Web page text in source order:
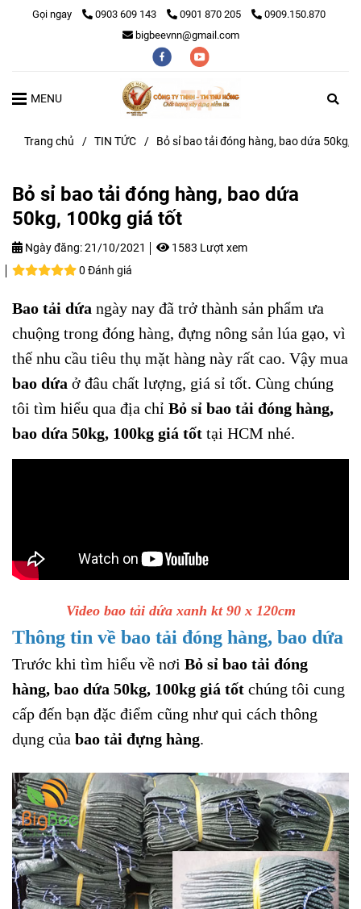
Gọi ngay 0903 609 143 0901 870 205
0909.150.870
bigbeevnn@gmail.com
MENU
Trang chủ / TIN TỨC / Bỏ sỉ bao tải đóng hàng, bao dứa 50kg,
Bỏ sỉ bao tải đóng hàng, bao dứa
50kg, 100kg giá tốt
Ngày đăng:21/10/2021
1583 Lượt xem
0 Đánh giá
Bao tải dứa ngày nay đã trở thành sản phẩm ưa
chuộng trong đóng hàng, đựng nông sản lúa gạo, vì
thế nhu cầu tiêu thụ mặt hàng này rất cao. Vậy mua
bao dứa ở đâu chất lượng, giá sỉ tốt. Cùng chúng
tôi tìm hiểu qua địa chỉ Bỏ sỉ bao tải đóng hàng,
bao dứa 50kg, 100kg giá tốt tại HCM nhé.
Video bao tải dứa xanh kt 90 x 120cm
Thông tin về bao tải đóng hàng, bao dứa
Trước khi tìm hiểu về nơi Bỏ sỉ bao tải đóng
hàng, bao dứa 50kg, 100kg giá tốt chúng tôi cung
cấp đến bạn đặc điểm cũng như qui cách thông
dụng của bao tải đựng hàng.